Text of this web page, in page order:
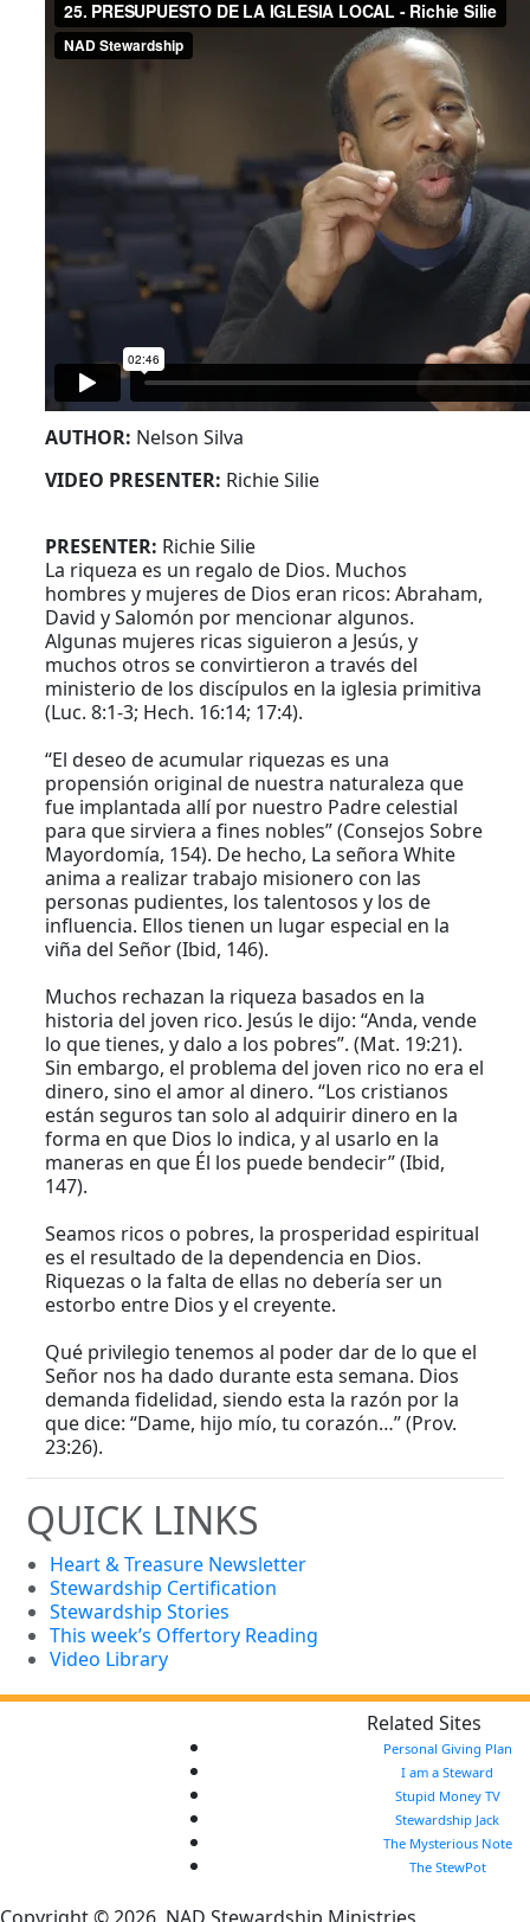
AUTHOR: Nelson Silva
VIDEO PRESENTER: Richie Silie
PRESENTER: Richie Silie
La riqueza es un regalo de Dios. Muchos
hombres y mujeres de Dios eran ricos: Abraham,
David y Salomón por mencionar algunos.
Algunas mujeres ricas siguieron a Jesús, y
muchos otros se convirtieron a través del
ministerio de los discípulos en la iglesia primitiva
(Luc. 8:1-3; Hech. 16:14; 17:4).
“El deseo de acumular riquezas es una
propensión original de nuestra naturaleza que
fue implantada allí por nuestro Padre celestial
para que sirviera a fines nobles” (Consejos Sobre
Mayordomía, 154). De hecho, La señora White
anima a realizar trabajo misionero con las
personas pudientes, los talentosos y los de
influencia. Ellos tienen un lugar especial en la
viña del Señor (Ibid, 146).
Muchos rechazan la riqueza basados en la
historia del joven rico. Jesús le dijo: “Anda, vende
lo que tienes, y dalo a los pobres”. (Mat. 19:21).
Sin embargo, el problema del joven rico no era el
dinero, sino el amor al dinero. “Los cristianos
están seguros tan solo al adquirir dinero en la
forma en que Dios lo indica, y al usarlo en la
maneras en que Él los puede bendecir” (Ibid,
147).
Seamos ricos o pobres, la prosperidad espiritual
es el resultado de la dependencia en Dios.
Riquezas o la falta de ellas no debería ser un
estorbo entre Dios y el creyente.
Qué privilegio tenemos al poder dar de lo que el
Señor nos ha dado durante esta semana. Dios
demanda fidelidad, siendo esta la razón por la
que dice: “Dame, hijo mío, tu corazón…” (Prov.
23:26).
QUICK LINKS
Heart & Treasure Newsletter
Stewardship Certification
Stewardship Stories
This week’s Offertory Reading
Video Library
Related Sites
Personal Giving Plan
I am a Steward
Stupid Money TV
Stewardship Jack
The Mysterious Note
The StewPot